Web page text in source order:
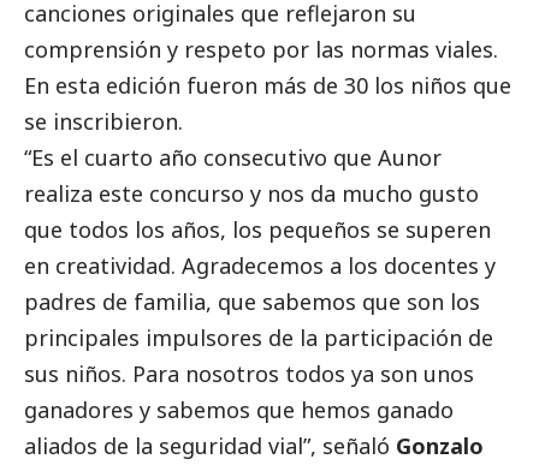
canciones originales que reflejaron su
comprensión y respeto por las normas viales.
En esta edición fueron más de 30 los niños que
se inscribieron.
“Es el cuarto año consecutivo que Aunor
realiza este concurso y nos da mucho gusto
que todos los años, los pequeños se superen
en creatividad. Agradecemos a los docentes y
padres de familia, que sabemos que son los
principales impulsores de la participación de
sus niños. Para nosotros todos ya son unos
ganadores y sabemos que hemos ganado
aliados de la seguridad vial”, señaló Gonzalo